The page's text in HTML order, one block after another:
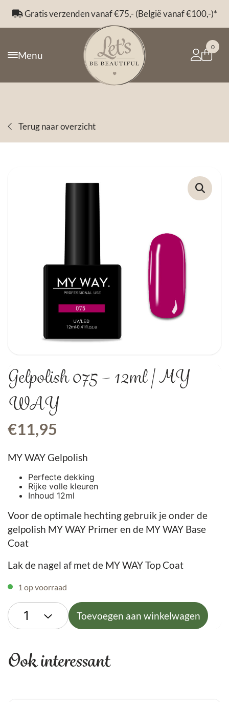
Gratis verzenden vanaf €75,- (België vanaf €100,-)*
Menu
0
Terug naar overzicht
Gelpolish 075 – 12ml | MY
WAY
€11,95
MY WAY Gelpolish
Perfecte dekking
Rijke volle kleuren
Inhoud 12ml
Voor de optimale hechting gebruik je onder de
gelpolish MY WAY Primer en de MY WAY Base
Coat
Lak de nagel af met de MY WAY Top Coat
1 op voorraad
Toevoegen aan winkelwagen
Ook interessant